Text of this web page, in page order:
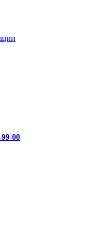
00